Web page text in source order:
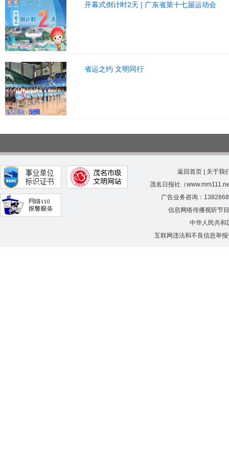
开幕式倒计时2天 | 广东省第十七届运动会
省运之约 文明同行
返回首页
关于我
茂名日报社（
广告业务咨询：
信息网络传播视听节
中华人民共和
互联网违法和不良信息举